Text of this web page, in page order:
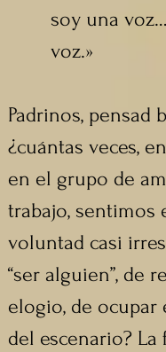
soy una
voz.»
Padrinos, pensad
¿cuántas veces,
en el grupo de
trabajo, sentimos
voluntad casi
“ser alguien”, de
elogio, de ocupar
del escenario? La